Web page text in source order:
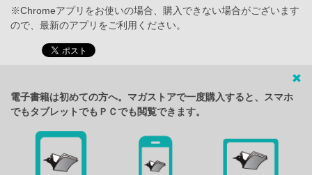
※Chromeアプリをお使いの場合、購入できない場合がございます
ので、最新のアプリをご利用ください。
電子書籍は初めての方へ。マガストアで一度購入すると、スマホ
でもタブレットでもＰＣでも閲覧できます。